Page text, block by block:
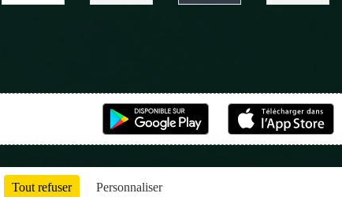
Tout refuser Personnaliser